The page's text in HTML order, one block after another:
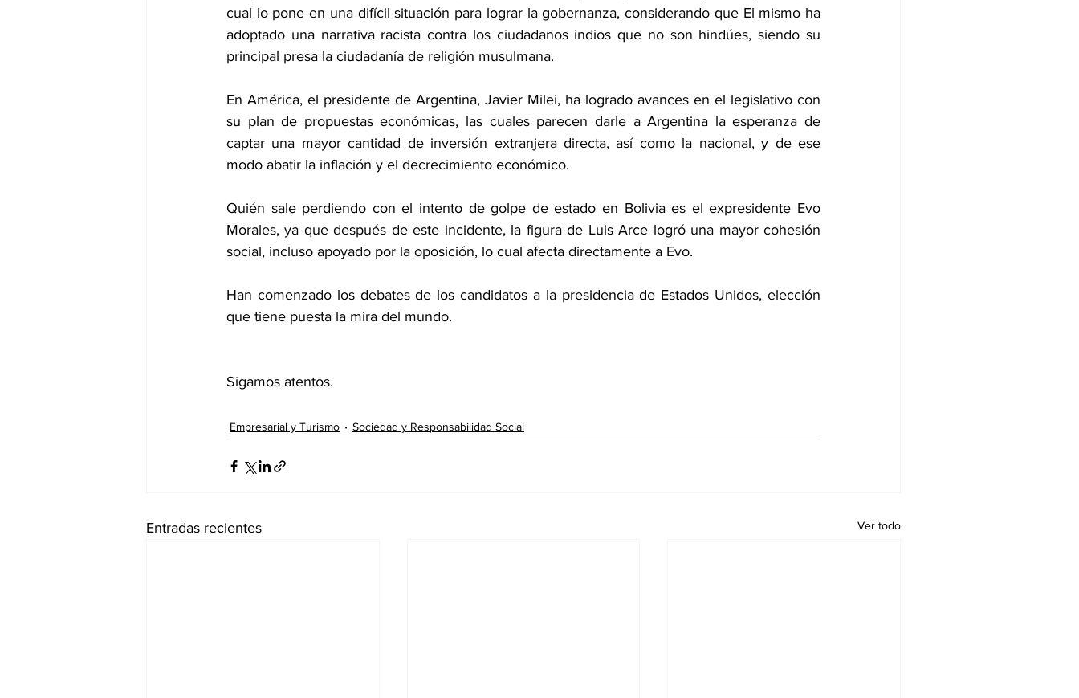
cual lo pone en una difícil situación para lograr la gobernanza, considerando que El mismo ha
adoptado una narrativa racista contra los ciudadanos indios que no son hindúes, siendo su
principal presa la ciudadanía de religión musulmana.
En América, el presidente de Argentina, Javier Milei, ha logrado avances en el legislativo con
su plan de propuestas económicas, las cuales parecen darle a Argentina la esperanza de
captar una mayor cantidad de inversión extranjera directa, así como la nacional, y de ese
modo abatir la inflación y el decrecimiento económico.
Quién sale perdiendo con el intento de golpe de estado en Bolivia es el expresidente Evo
Morales, ya que después de este incidente, la figura de Luis Arce logró una mayor cohesión
social, incluso apoyado por la oposición, lo cual afecta directamente a Evo.
Han comenzado los debates de los candidatos a la presidencia de Estados Unidos, elección
que tiene puesta la mira del mundo.
Sigamos atentos.
Empresarial y Turismo Sociedad y Responsabilidad Social
Entradas recientes Ver todo